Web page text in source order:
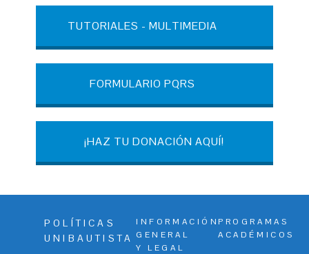
TUTORIALES - MULTIMEDIA
FORMULARIO PQRS
¡HAZ TU DONACIÓN AQUÍ!
POLÍTICAS
UNIBAUTISTA
INFORMACIÓN
GENERAL
Y LEGAL
PROGRAMAS
ACADÉMICOS